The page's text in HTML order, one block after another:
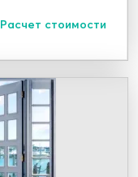
Расчет стоимости